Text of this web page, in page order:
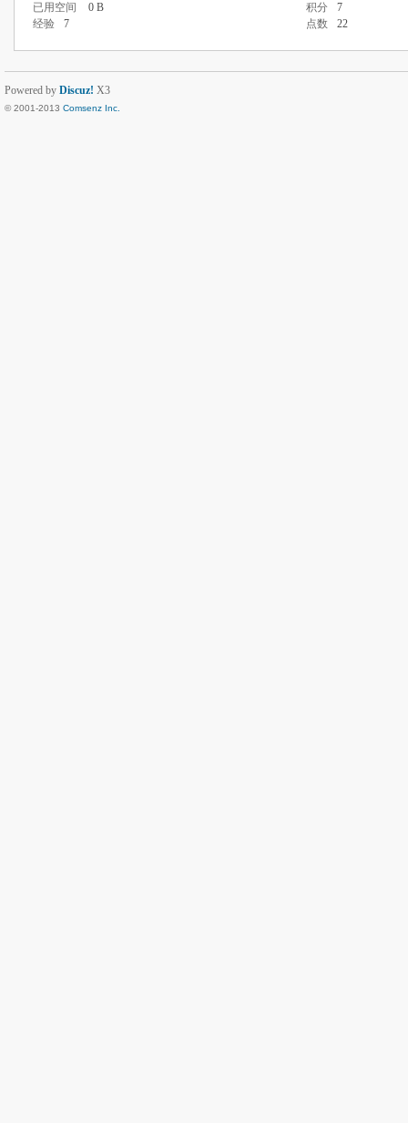
已用空间
0 B 积分
7
经验
7 点数 22
Powered by Discuz! X3
© 2001-2013 Comsenz Inc.